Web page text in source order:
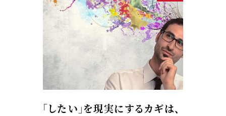
「したい」を現実にするカギは、